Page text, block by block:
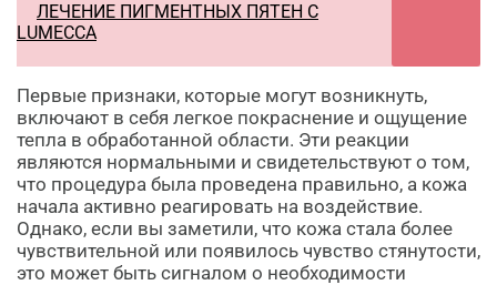
ЛЕЧЕНИЕ ПИГМЕНТНЫХ ПЯТЕН С
LUMECCA
Первые признаки, которые могут возникнуть,
включают в себя легкое покраснение и ощущение
тепла в обработанной области. Эти реакции
являются нормальными и свидетельствуют о том,
что процедура была проведена правильно, а кожа
начала активно реагировать на воздействие.
Однако, если вы заметили, что кожа стала более
чувствительной или появилось чувство стянутости,
это может быть сигналом о необходимости